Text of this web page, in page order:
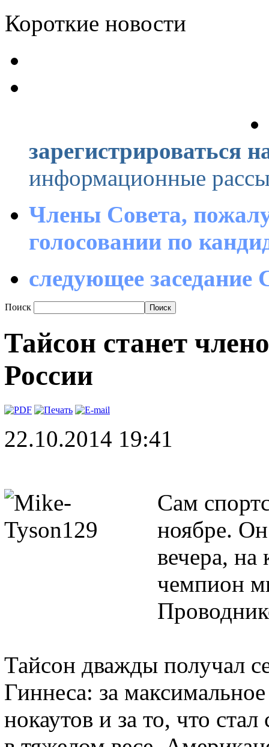
Короткие новости
зарегистрироваться
информационные
Члены Совета,
голосовании по
следующее заседание
Поиск
Тайсон станет
России
22.10.2014 19:41
Сам
ноябре. Он
вечера,
чемпион
Тайсон дважды получал
Гиннеса: за
нокаутов и за то, что